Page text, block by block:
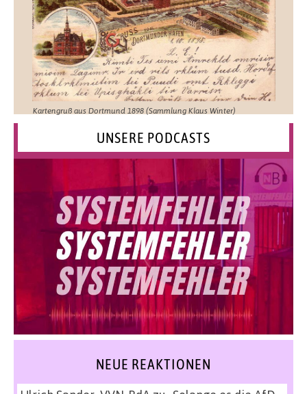
Kartengruß aus Dortmund 1898 (Sammlung Klaus Winter)
UNSERE PODCASTS
NEUE REAKTIONEN